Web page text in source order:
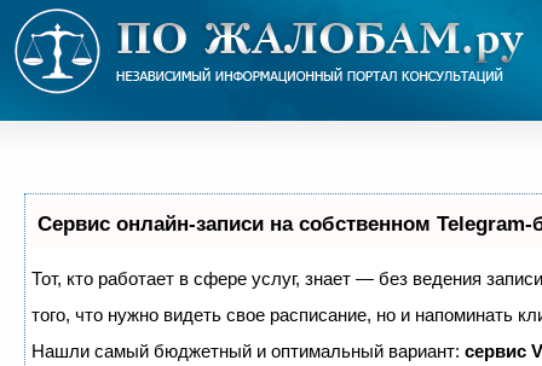
Сервис онлайн-записи на собственном Telegram-
Тот, кто работает в сфере услуг, знает — без ведения
того, что нужно видеть свое расписание, но и напоминать
Нашли самый бюджетный и оптимальный вариант: сервис